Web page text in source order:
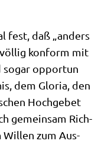
fest, daß „anders
kon­form mit
sogar oppor­tun
dem Glo­ria, den
Hoch­ge­bet
gemein­sam Rich­
Wil­len zum Aus­